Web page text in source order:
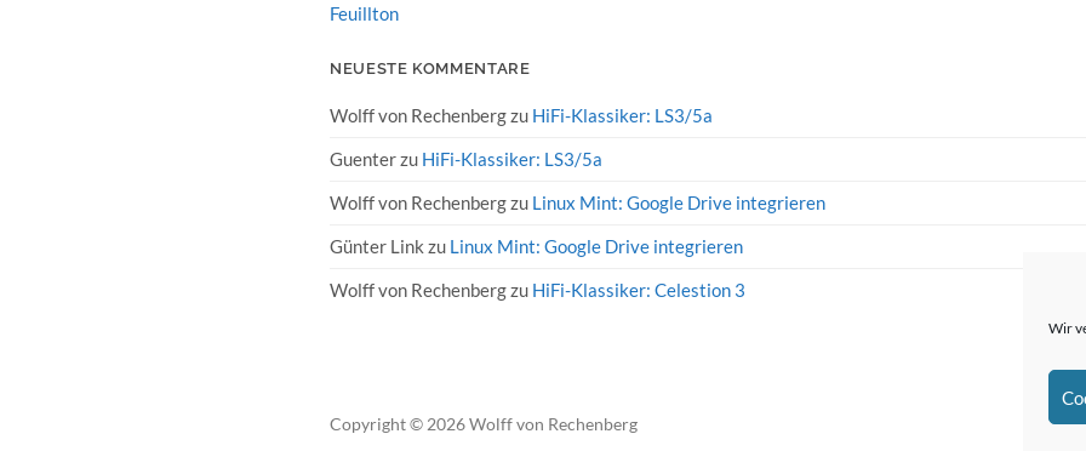
Wir
Feuillton
NEUESTE KOMMENTARE
Wolff von Rechenbergzu HiFi-Klassiker: LS3/5a
Guenterzu HiFi-Klassiker: LS3/5a
Wolff von Rechenbergzu Linux Mint: Google Drive integrieren
Günter Link zu Linux Mint: Google Drive integrieren
Wolff von Rechenbergzu HiFi-Klassiker: Celestion 3
Copyright© 2026Wolff von Rechenberg